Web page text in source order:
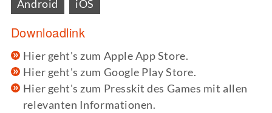
Android iOS
Downloadlink
Hier geht's zum Apple App Store.
Hier geht's zum Google Play Store.
Hier geht's zum Presskit des Games mit allen
relevanten Informationen.